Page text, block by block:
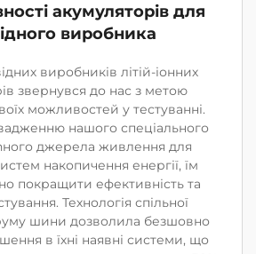
акумуляторів для
виробника
виробників літій-іонних
звернувся до нас з метою
можливостей у тестуванні.
нашого спеціального
джерела живлення для
накопичення енергії, їм
покращити ефективність та
Технологія спільної
шини дозволила безшовно
в їхні наявні системи, що